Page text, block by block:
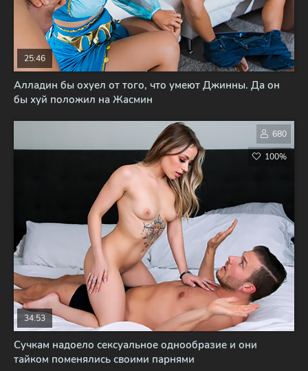
Алладин бы охуел от того, что умеют Джинны. Да он
бы хуй положил на Жасмин
25:46
Сучкам надоело сексуальное однообразие и они
тайком поменялись своими парнями
34:53
680
100%